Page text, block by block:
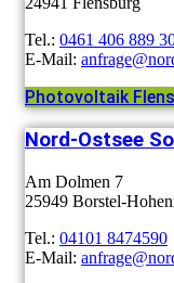
Tel.: 0461 406 889
E-Mail:
Photovoltaik
Nord-Ostsee
Am Dolmen 7
25949 Borstel-
Tel.: 04101 8474590
E-Mail: